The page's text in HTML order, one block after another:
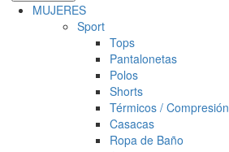
MUJERES
Sport
Tops
Pantalonetas
Polos
Shorts
Térmicos / Compresión
Casacas
Ropa de Baño